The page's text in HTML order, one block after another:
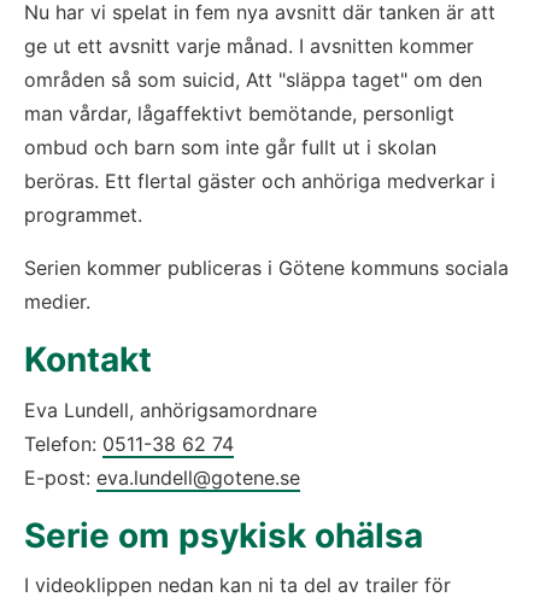
Nu har vi spelat in fem nya avsnitt där tanken är att
ge ut ett avsnitt varje månad. I avsnitten kommer
områden så som suicid, Att "släppa taget" om den
man vårdar, lågaffektivt bemötande, personligt
ombud och barn som inte går fullt ut i skolan
beröras. Ett flertal gäster och anhöriga medverkar i
programmet.
Serien kommer publiceras i Götene kommuns sociala
medier.
Kontakt
Eva Lundell, anhörigsamordnare
Telefon: 0511-38 62 74
E-post: eva.lundell@gotene.se
Serie om psykisk ohälsa
I videoklippen nedan kan ni ta del av trailer för